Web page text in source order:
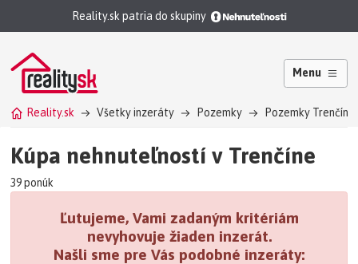
Reality.sk patria do skupiny
Menu
Reality.sk Všetky inzeráty Pozemky Pozemky Trenčín
Kúpa nehnuteľností v Trenčíne
39 ponúk
Ľutujeme, Vami zadaným kritériám
nevyhovuje žiaden inzerát.
Našli sme pre Vás podobné inzeráty: